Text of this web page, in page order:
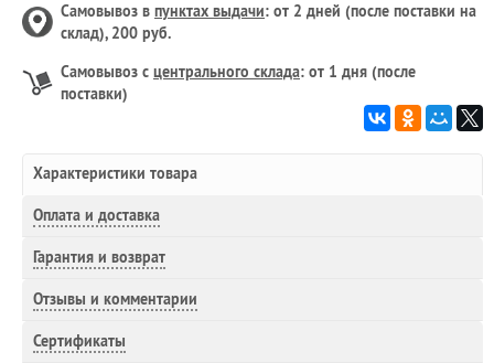
Самовывоз в пунктах выдачи: от 2 дней (после поставки на
склад), 200 руб.
Самовывоз с центрального склада: от 1 дня (после
поставки)
Характеристики товара
Оплата и доставка
Гарантия и возврат
Отзывы и комментарии
Сертификаты